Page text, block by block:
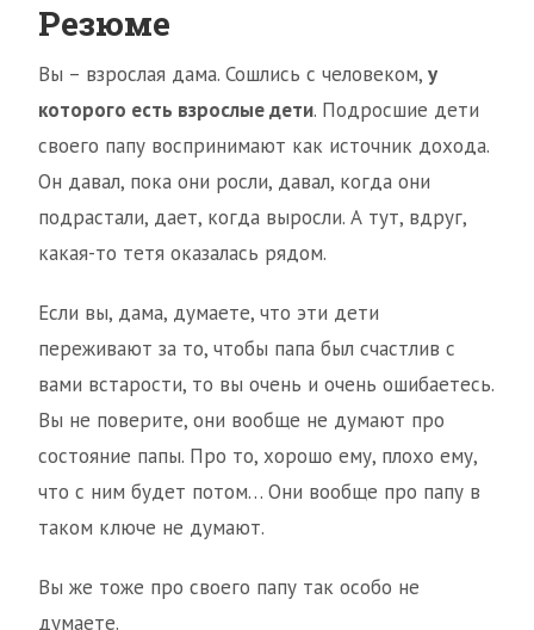
Резюме
Вы – взрослая дама. Сошлись с человеком, у
которого есть взрослые дети. Подросшие дети
своего папу воспринимают как источник дохода.
Он давал, пока они росли, давал, когда они
подрастали, дает, когда выросли. А тут, вдруг,
какая-то тетя оказалась рядом.
Если вы, дама, думаете, что эти дети
переживают за то, чтобы папа был счастлив с
вами встарости, то вы очень и очень ошибаетесь.
Вы не поверите, они вообще не думают про
состояние папы. Про то, хорошо ему, плохо ему,
что с ним будет потом… Они вообще про папу в
таком ключе не думают.
Вы же тоже про своего папу так особо не
думаете.